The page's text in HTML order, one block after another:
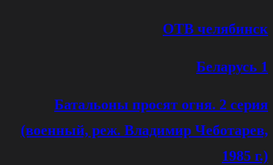
ОТВ челябинск
Беларусь 1
Батальоны просят огня. 2 серия
(военный, реж. Владимир Чеботарев,
1985 г.)